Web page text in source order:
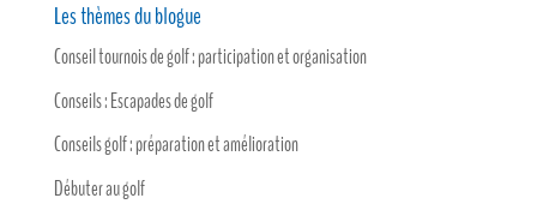
Les thèmes du blogue
Conseil tournois de golf : participation et organisation
Conseils : Escapades de golf
Conseils golf : préparation et amélioration
Débuter au golf